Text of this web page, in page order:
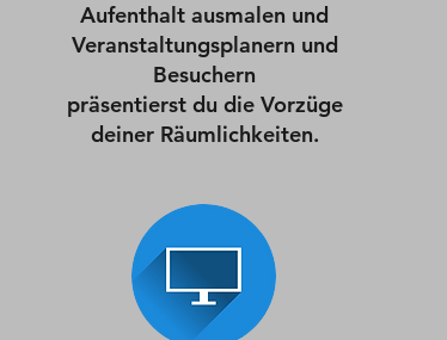
Aufenthalt ausmalen und
Veranstaltungsplanern und
Besuchern
präsentierst du die Vorzüge
deiner Räumlichkeiten.